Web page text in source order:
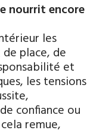
nourrit encore
les
place, de
et
les tensions
confiance ou
remue,